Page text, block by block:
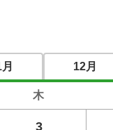
12月
木
3